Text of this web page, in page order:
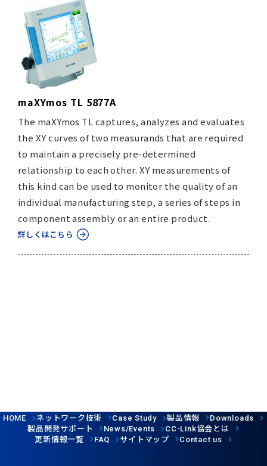
maXYmos TL 5877A
The maXYmos TL captures, analyzes and evaluates
the XY curves of two measurands that are required
to maintain a precisely pre-determined
relationship to each other. XY measurements of
this kind can be used to monitor the quality of an
individual manufacturing step, a series of steps in
component assembly or an entire product.
詳しくはこちら
HOME ネットワーク技術 Case Study 製品情報 Downloads
製品開発サポート News/Events CC-Link協会とは
更新情報一覧
FAQ サイトマップ Contact us